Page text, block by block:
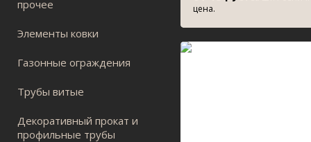
прочее
Элементы ковки
Газонные ограждения
Трубы витые
Декоративный прокат и
профильные трубы
цена.